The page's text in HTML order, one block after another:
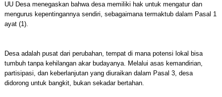
UU Desa menegaskan bahwa desa memiliki hak untuk mengatur dan
mengurus kepentingannya sendiri, sebagaimana termaktub dalam Pasal 1
ayat (1).
Desa adalah pusat dari perubahan, tempat di mana potensi lokal bisa
tumbuh tanpa kehilangan akar budayanya. Melalui asas kemandirian,
partisipasi, dan keberlanjutan yang diuraikan dalam Pasal 3, desa
didorong untuk bangkit, bukan sekadar bertahan.